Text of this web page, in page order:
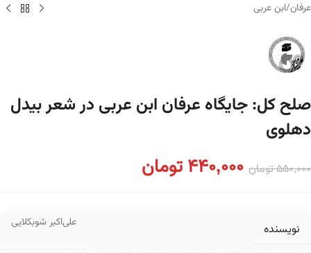
عرفان/ابن عربی
صلح کل: جایگاه عرفان ابن عربی در شعر بیدل
دهلوی
550,000تومان 440,000تومان
نویسنده علی‌اکبر شوبکلایی